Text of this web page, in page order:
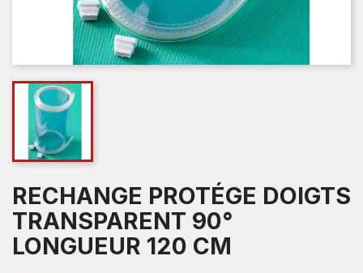
RECHANGE PROTÉGE DOIGTS
TRANSPARENT 90°
LONGUEUR 120 CM